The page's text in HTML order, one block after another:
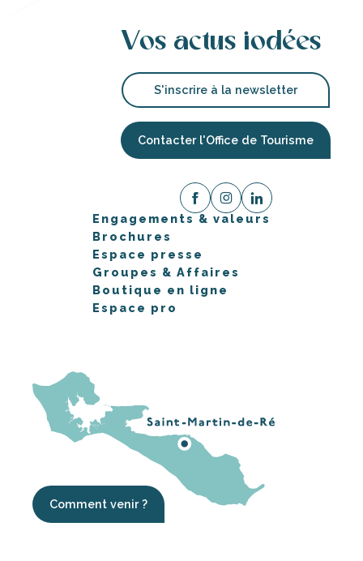
Vos actus iodées
S'inscrire à la newsletter
Contacter l'Office de Tourisme
Engagements & valeurs
Brochures
Espace presse
Groupes & Affaires
Boutique en ligne
Espace pro
Comment venir ?